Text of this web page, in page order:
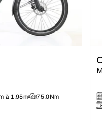
à 1.95m
75.0Nm